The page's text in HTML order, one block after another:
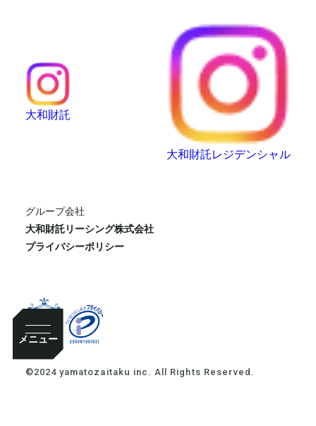
メニュー
大和財託
大和財託レジデンシャル
グループ会社
大和財託リーシング株式会社
プライバシーポリシー
©2024 yamatozaitaku inc. All Rights Reserved.